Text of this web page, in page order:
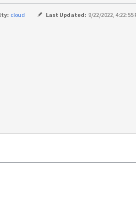
cloud Last Updated: 9/22/2022, 4:22:55